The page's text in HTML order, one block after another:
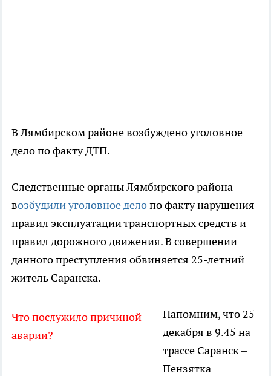
В Лямбирском районе возбуждено уголовное
дело по факту ДТП.
Следственные органы Лямбирского района
возбудили уголовное делопо факту нарушения
правил эксплуатации транспортных средств и
правил дорожного движения. В совершении
данного преступления обвиняется 25-летний
житель Саранска.
Что послужило причиной
аварии?
Напомним, что 25
декабря в 9.45 на
трассе Саранск –
Пензятка